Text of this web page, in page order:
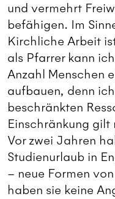
und vermehrt
befähigen. Im
Kirchliche Arbeit
als Pfarrer kann
Anzahl Menschen
aufbauen, denn
beschränkten
Einschränkung gilt
Vor zwei Jahren
Studienurlaub in
– neue Formen
haben sie keine